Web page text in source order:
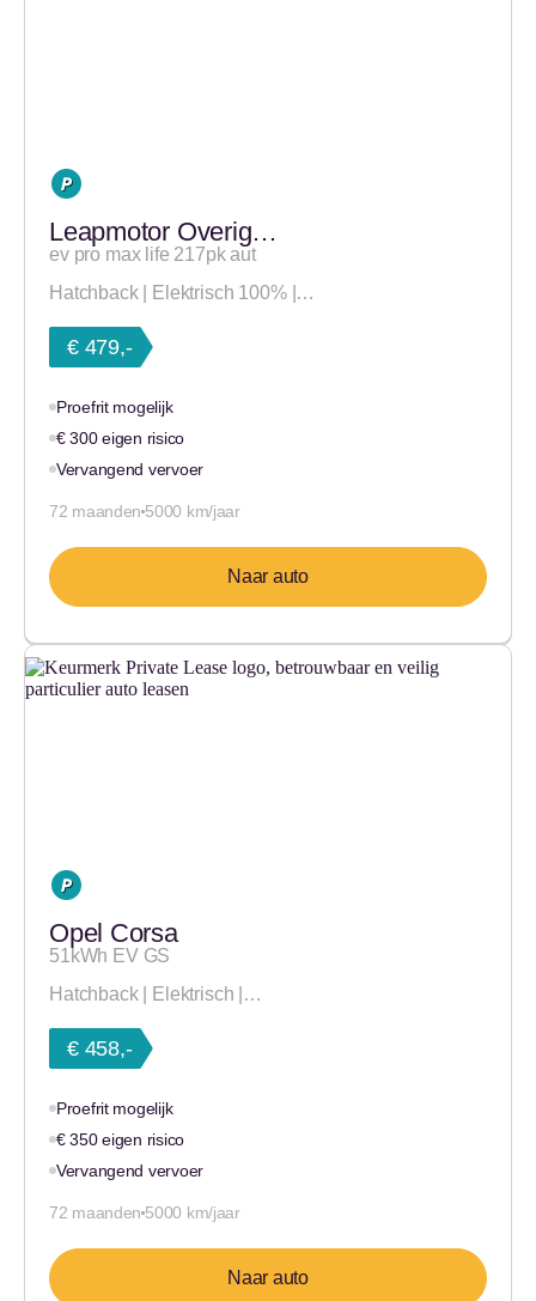
Leapmotor Overig…
ev pro max life 217pk aut
Hatchback | Elektrisch 100% |…
€ 479,-
Proefrit mogelijk
€ 300 eigen risico
Vervangend vervoer
72 maanden 5000 km/jaar
Naar auto
Opel Corsa
51kWh EV GS
Hatchback | Elektrisch |…
€ 458,-
Proefrit mogelijk
€ 350 eigen risico
Vervangend vervoer
72 maanden 5000 km/jaar
Naar auto